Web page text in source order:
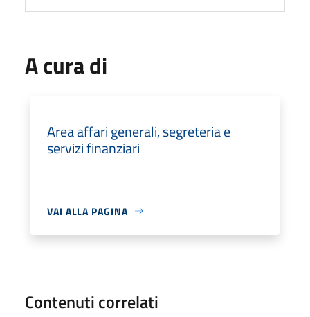
A cura di
Area affari generali, segreteria e
servizi finanziari
VAI ALLA PAGINA
Contenuti correlati